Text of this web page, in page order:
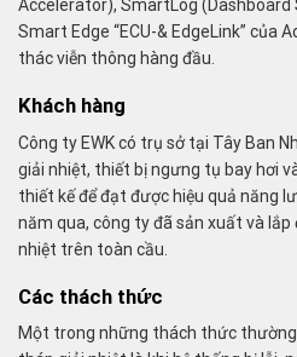
Accelerator), SmartLog (Dashboard
Smart Edge “ECU-& EdgeLink” của
thác viễn thông hàng đầu.
Khách hàng
Công ty EWK có trụ sở tại Tây Ban
giải nhiệt, thiết bị ngưng tụ bay hơi
thiết kế để đạt được hiệu quả năng
năm qua, công ty đã sản xuất và
nhiệt trên toàn cầu.
Các thách thức
Một trong những thách thức